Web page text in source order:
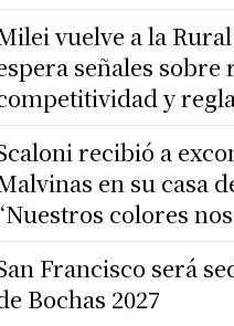
vuelve a la
señales sobre
y
recibió a
en su casa
colores
Francisco será
Bochas 2027